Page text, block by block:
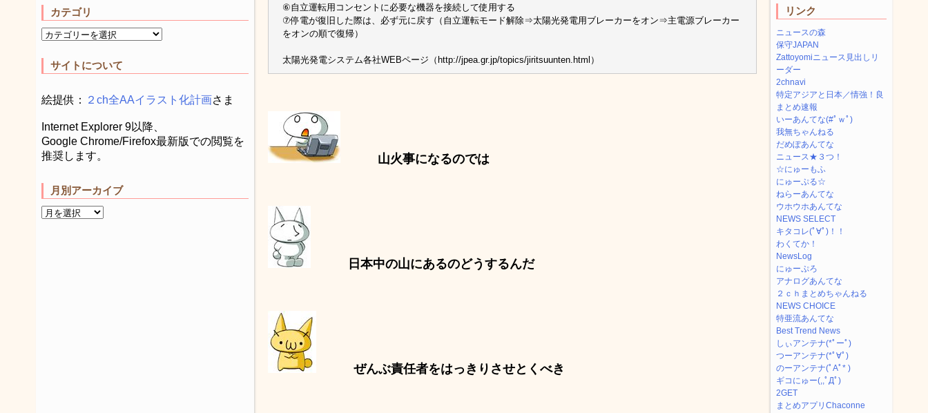
カテゴリ
サイトについて
絵提供： ２ch全AAイラスト化計画さま
Internet Explorer 9以降、
Google Chrome/Firefox最新版での閲覧を
推奨します。
月別アーカイブ
⑥自立運転用コンセントに必要な機器を接続して使用する
⑦停電が復旧した際は、必ず元に戻す（自立運転モード解除⇒太陽光発電用ブレーカーをオン⇒主電源ブレーカー
をオンの順で復帰）
太陽光発電システム各社WEBページ（http://jpea.gr.jp/topics/jiritsuunten.html）
山火事になるのでは
日本中の山にあるのどうするんだ
ぜんぶ責任者をはっきりさせとくべき
リンク
ニュースの森
保守JAPAN
Zattoyomiニュース見出しリ
ーダー
2chnavi
特定アジアと日本／情強！良
まとめ速報
いーあんてな(#ﾟｗﾟ)
我無ちゃんねる
だめぽあんてな
ニュース★３つ！
☆にゅーもふ
にゅーぷる☆
ねらーあんてな
ウホウホあんてな
NEWS SELECT
キタコレ(ﾟ∀ﾟ)！！
わくてか！
NewsLog
にゅーぷろ
アナログあんてな
２ｃｈまとめちゃんねる
NEWS CHOICE
特亜流あんてな
Best Trend News
しぃアンテナ(*ﾟーﾟ)
つーアンテナ(*ﾟ∀ﾟ)
のーアンテナ(ﾟAﾟ* )
ギコにゅー(,,ﾟДﾟ)
2GET
まとめアプリChaconne